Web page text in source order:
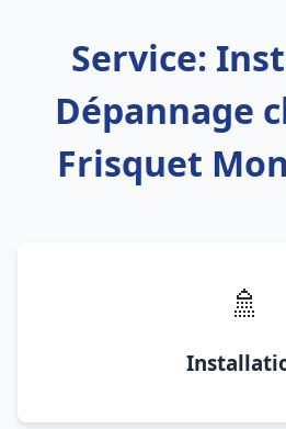
Service:
Dépannage
Frisquet
🚿